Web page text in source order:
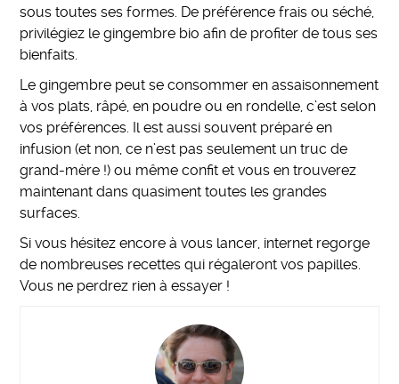
sous toutes ses formes. De préférence frais ou séché,
privilégiez le gingembre bio afin de profiter de tous ses
bienfaits.
Le gingembre peut se consommer en assaisonnement
à vos plats, râpé, en poudre ou en rondelle, c’est selon
vos préférences. Il est aussi souvent préparé en
infusion (et non, ce n’est pas seulement un truc de
grand-mère !) ou même confit et vous en trouverez
maintenant dans quasiment toutes les grandes
surfaces.
Si vous hésitez encore à vous lancer, internet regorge
de nombreuses recettes qui régaleront vos papilles.
Vous ne perdrez rien à essayer !